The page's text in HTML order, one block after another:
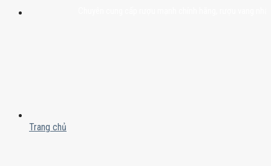
Trang chủ